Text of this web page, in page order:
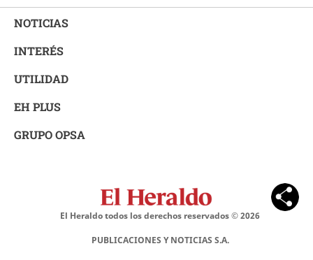
NOTICIAS
INTERÉS
UTILIDAD
EH PLUS
GRUPO OPSA
El Heraldo todos los derechos reservados ©2026
PUBLICACIONES Y NOTICIAS S.A.